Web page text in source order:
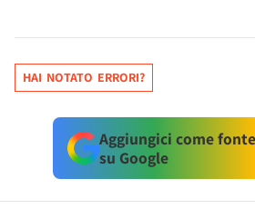
HAI NOTATO ERRORI?
Aggiungici come
su Google